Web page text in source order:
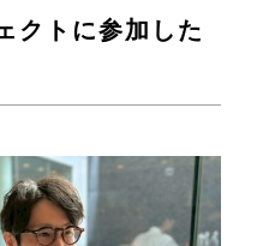
クトに参加した